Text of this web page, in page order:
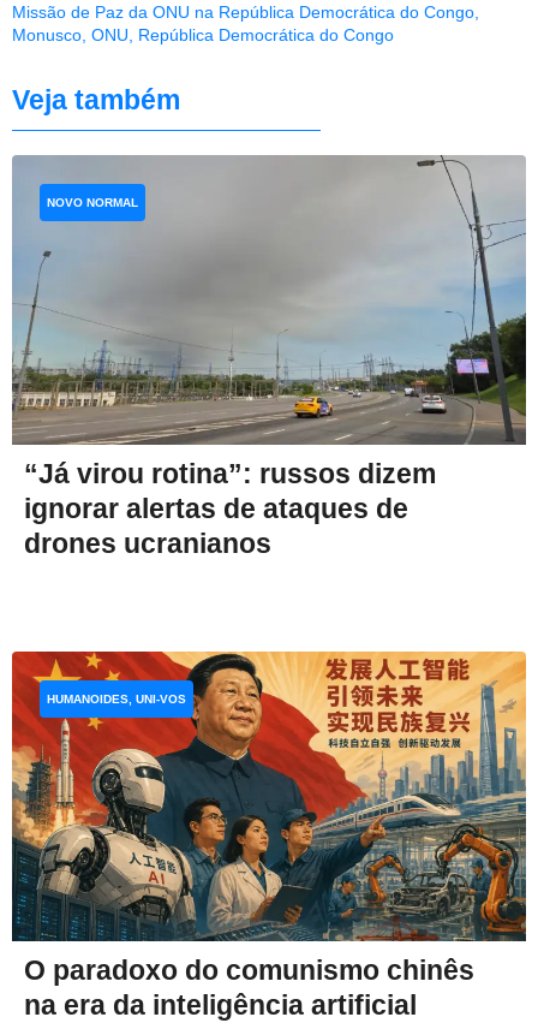
Missão de Paz da ONU na República Democrática do Congo
Monusco ONU República Democrática do Congo
Veja também
“Já virou rotina”: russos dizem
ignorar alertas de ataques de
drones ucranianos
NOVO NORMAL
O paradoxo do comunismo chinês
na era da inteligência artificial
HUMANOIDES, UNI-VOS